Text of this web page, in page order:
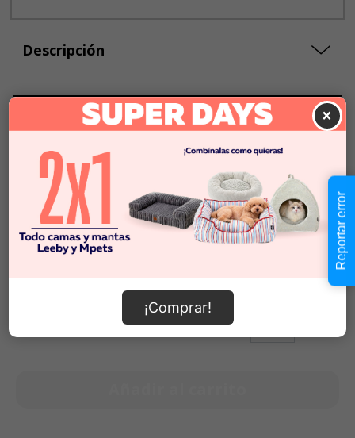
Descripción
Seleccionar Formato
Talla XS
$9.990
Talla S
$11.990
Talla M
$13.990
Talla L
$15.990
-
$15.990
Selecciona una opción para ver
×
¡Comprar!
Reportar error